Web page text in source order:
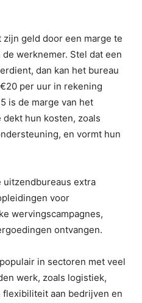
geld door een marge te
werknemer. Stel dat een
dan kan het bureau
per uur in rekening
is de marge van het
hun kosten, zoals
en vormt hun
uitzendbureaus extra
voor
wervingscampagnes,
ontvangen.
in sectoren met veel
werk, zoals logistiek,
flexibiliteit aan bedrijven en